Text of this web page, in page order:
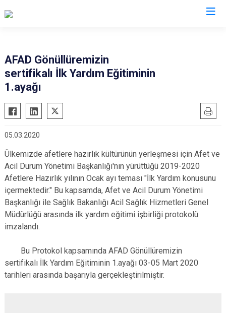
AFAD Gönüllüremizin
sertifikalı İlk Yardım Eğitiminin
1.ayağı
05.03.2020
Ülkemizde afetlere hazırlık kültürünün yerleşmesi için Afet ve
Acil Durum Yönetimi Başkanlığı'nın yürüttüğü 2019-2020
Afetlere Hazırlık yılının Ocak ayı teması "İlk Yardım konusunu
içermektedir." Bu kapsamda, Afet ve Acil Durum Yönetimi
Başkanlığı ile Sağlık Bakanlığı Acil Sağlık Hizmetleri Genel
Müdürlüğü arasında ilk yardım eğitimi işbirliği protokolü
imzalandı.
Bu Protokol kapsamında AFAD Gönüllüremizin
sertifikalı İlk Yardım Eğitiminin 1.ayağı 03-05 Mart 2020
tarihleri arasında başarıyla gerçekleştirilmiştir.